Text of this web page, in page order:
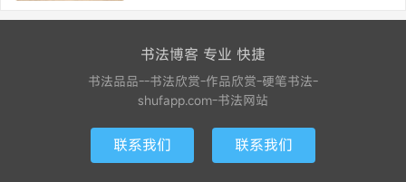
书法博客 专业 快捷
书法品品--书法欣赏-作品欣赏-硬笔书法-
shufapp.com-书法网站
联系我们 联系我们